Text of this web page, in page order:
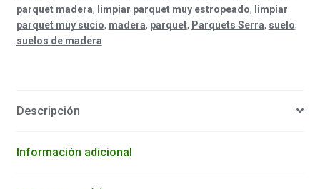
parquet madera, limpiar parquet muy estropeado, limpiar
parquet muy sucio, madera, parquet, Parquets Serra, suelo,
suelos de madera
Descripción
Información adicional